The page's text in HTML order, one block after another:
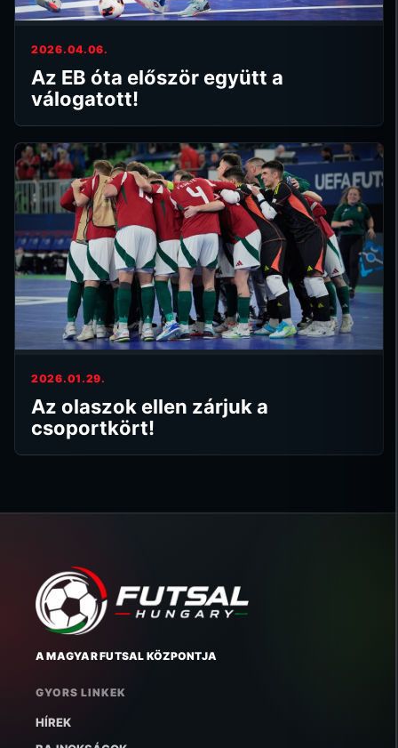
2026.04.06.
Az EB óta először együtt a
válogatott!
2026.01.29.
Az olaszok ellen zárjuk a
csoportkört!
A MAGYAR FUTSAL KÖZPONTJA
GYORS LINKEK
HÍREK